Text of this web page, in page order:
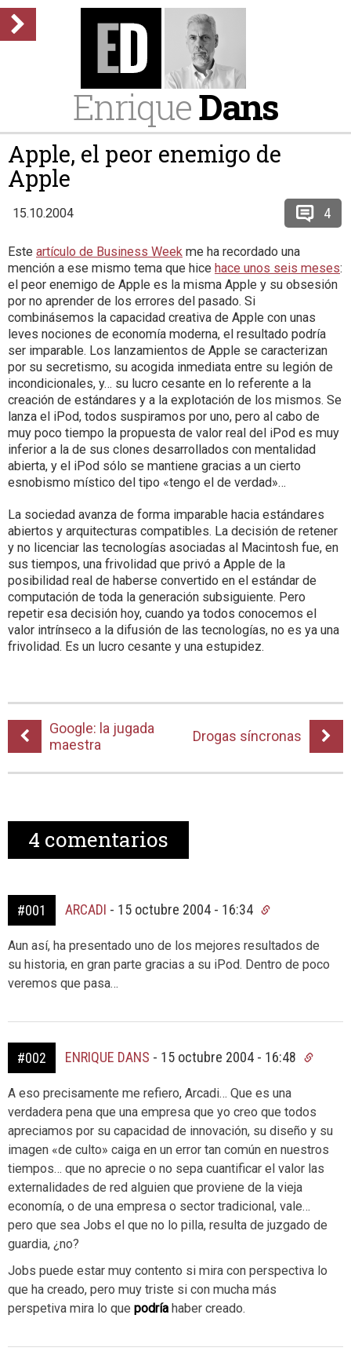
EnriqueDans
Apple, el peor enemigo de
Apple
15.10.2004 4
Este artículo de Business Week me ha recordado una
mención a ese mismo tema que hice hace unos seis meses:
el peor enemigo de Apple es la misma Apple y su obsesión
por no aprender de los errores del pasado. Si
combinásemos la capacidad creativa de Apple con unas
leves nociones de economía moderna, el resultado podría
ser imparable. Los lanzamientos de Apple se caracterizan
por su secretismo, su acogida inmediata entre su legión de
incondicionales, y… su lucro cesante en lo referente a la
creación de estándares y a la explotación de los mismos. Se
lanza el iPod, todos suspiramos por uno, pero al cabo de
muy poco tiempo la propuesta de valor real del iPod es muy
inferior a la de sus clones desarrollados con mentalidad
abierta, y el iPod sólo se mantiene gracias a un cierto
esnobismo místico del tipo «tengo el de verdad»…
La sociedad avanza de forma imparable hacia estándares
abiertos y arquitecturas compatibles. La decisión de retener
y no licenciar las tecnologías asociadas al Macintosh fue, en
sus tiempos, una frivolidad que privó a Apple de la
posibilidad real de haberse convertido en el estándar de
computación de toda la generación subsiguiente. Pero
repetir esa decisión hoy, cuando ya todos conocemos el
valor intrínseco a la difusión de las tecnologías, no es ya una
frivolidad. Es un lucro cesante y una estupidez.
Google: la jugada
maestra
Drogas síncronas
4 comentarios
#001 ARCADI - 15 octubre 2004 - 16:34
Aun así, ha presentado uno de los mejores resultados de
su historia, en gran parte gracias a su iPod. Dentro de poco
veremos que pasa…
#002 ENRIQUE DANS - 15 octubre 2004 - 16:48
A eso precisamente me refiero, Arcadi… Que es una
verdadera pena que una empresa que yo creo que todos
apreciamos por su capacidad de innovación, su diseño y su
imagen «de culto» caiga en un error tan común en nuestros
tiempos… que no aprecie o no sepa cuantificar el valor las
externalidades de red alguien que proviene de la vieja
economía, o de una empresa o sector tradicional, vale…
pero que sea Jobs el que no lo pilla, resulta de juzgado de
guardia, ¿no?
Jobs puede estar muy contento si mira con perspectiva lo
que ha creado, pero muy triste si con mucha más
perspetiva mira lo que podría haber creado.